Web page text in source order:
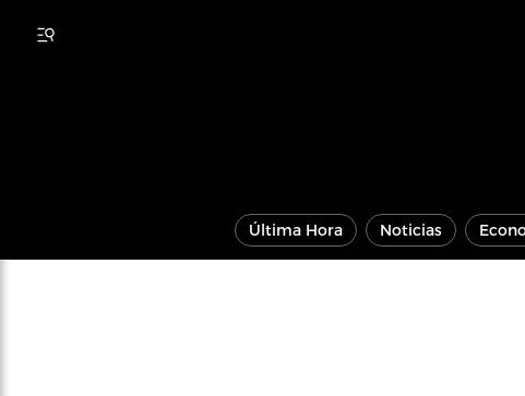
Última Hora Noticias